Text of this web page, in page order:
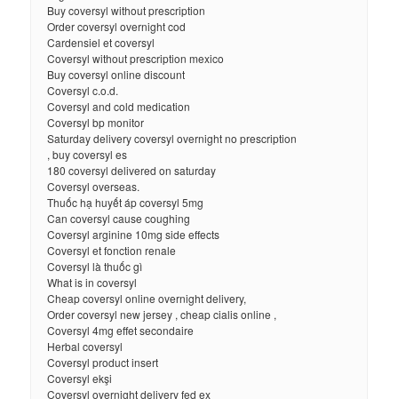
Buy coversyl without prescription
Order coversyl overnight cod
Cardensiel et coversyl
Coversyl without prescription mexico
Buy coversyl online discount
Coversyl c.o.d.
Coversyl and cold medication
Coversyl bp monitor
Saturday delivery coversyl overnight no prescription
, buy coversyl es
180 coversyl delivered on saturday
Coversyl overseas.
Thuốc hạ huyết áp coversyl 5mg
Can coversyl cause coughing
Coversyl arginine 10mg side effects
Coversyl et fonction renale
Coversyl là thuốc gì
What is in coversyl
Cheap coversyl online overnight delivery,
Order coversyl new jersey , cheap cialis online ,
Coversyl 4mg effet secondaire
Herbal coversyl
Coversyl product insert
Coversyl ekşi
Coversyl overnight delivery fed ex